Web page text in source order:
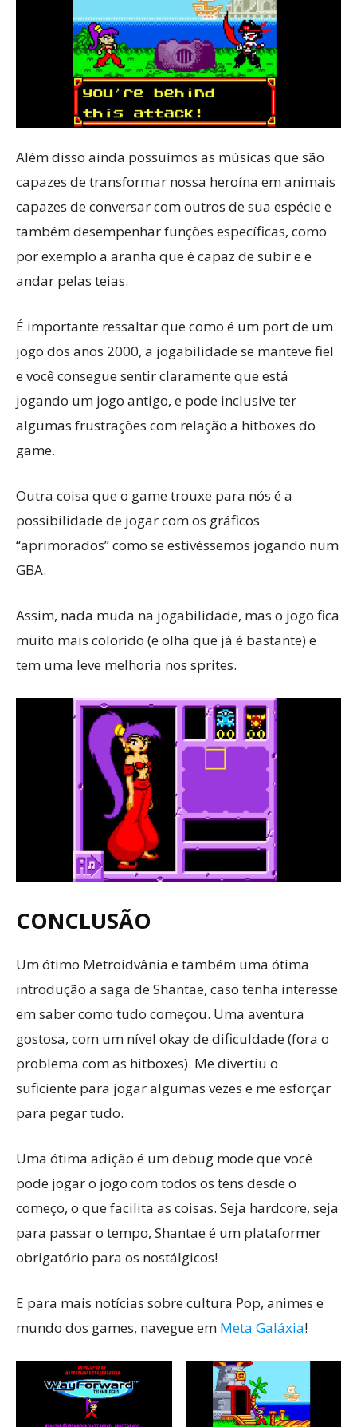
Além disso ainda possuímos as músicas que são
capazes de transformar nossa heroína em animais
capazes de conversar com outros de sua espécie e
também desempenhar funções específicas, como
por exemplo a aranha que é capaz de subir e e
andar pelas teias.
É importante ressaltar que como é um port de um
jogo dos anos 2000, a jogabilidade se manteve fiel
e você consegue sentir claramente que está
jogando um jogo antigo, e pode inclusive ter
algumas frustrações com relação a hitboxes do
game.
Outra coisa que o game trouxe para nós é a
possibilidade de jogar com os gráficos
“aprimorados” como se estivéssemos jogando num
GBA.
Assim, nada muda na jogabilidade, mas o jogo fica
muito mais colorido (e olha que já é bastante) e
tem uma leve melhoria nos sprites.
CONCLUSÃO
Um ótimo Metroidvânia e também uma ótima
introdução a saga de Shantae, caso tenha interesse
em saber como tudo começou. Uma aventura
gostosa, com um nível okay de dificuldade (fora o
problema com as hitboxes). Me divertiu o
suficiente para jogar algumas vezes e me esforçar
para pegar tudo.
Uma ótima adição é um debug mode que você
pode jogar o jogo com todos os tens desde o
começo, o que facilita as coisas. Seja hardcore, seja
para passar o tempo, Shantae é um plataformer
obrigatório para os nostálgicos!
E para mais notícias sobre cultura Pop, animes e
mundo dos games, navegue em Meta Galáxia!